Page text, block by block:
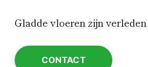
Gladde vloeren zijn
CONTACT